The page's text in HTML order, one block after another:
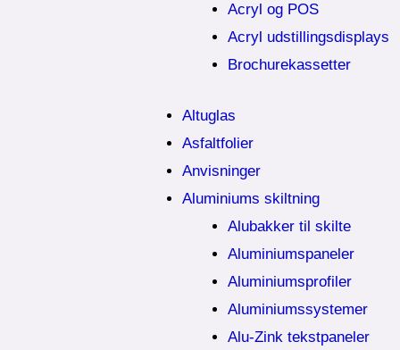
Acryl og POS
Acryl udstillingsdisplays
Brochurekassetter
Altuglas
Asfaltfolier
Anvisninger
Aluminiums skiltning
Alubakker til skilte
Aluminiumspaneler
Aluminiumsprofiler
Aluminiumssystemer
Alu-Zink tekstpaneler